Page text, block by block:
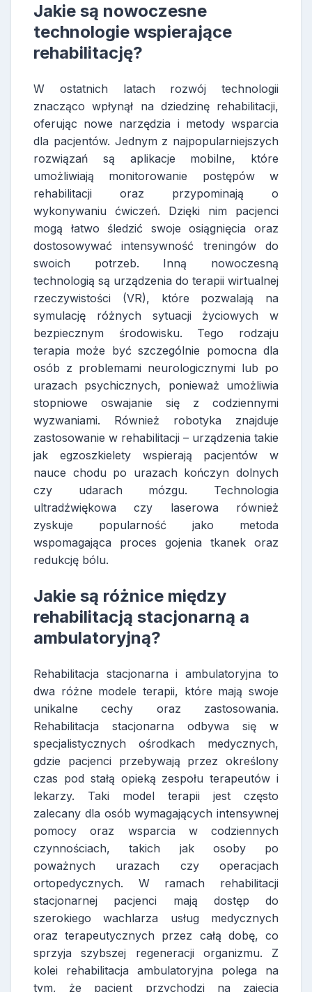
Jakie są nowoczesne
technologie wspierające
rehabilitację?
W ostatnich latach rozwój technologii
znacząco wpłynął na dziedzinę rehabilitacji,
oferując nowe narzędzia i metody wsparcia
dla pacjentów. Jednym z najpopularniejszych
rozwiązań są aplikacje mobilne, które
umożliwiają monitorowanie postępów w
rehabilitacji oraz przypominają o
wykonywaniu ćwiczeń. Dzięki nim pacjenci
mogą łatwo śledzić swoje osiągnięcia oraz
dostosowywać intensywność treningów do
swoich potrzeb. Inną nowoczesną
technologią są urządzenia do terapii wirtualnej
rzeczywistości (VR), które pozwalają na
symulację różnych sytuacji życiowych w
bezpiecznym środowisku. Tego rodzaju
terapia może być szczególnie pomocna dla
osób z problemami neurologicznymi lub po
urazach psychicznych, ponieważ umożliwia
stopniowe oswajanie się z codziennymi
wyzwaniami. Również robotyka znajduje
zastosowanie w rehabilitacji – urządzenia takie
jak egzoszkielety wspierają pacjentów w
nauce chodu po urazach kończyn dolnych
czy udarach mózgu. Technologia
ultradźwiękowa czy laserowa również
zyskuje popularność jako metoda
wspomagająca proces gojenia tkanek oraz
redukcję bólu.
Jakie są różnice między
rehabilitacją stacjonarną a
ambulatoryjną?
Rehabilitacja stacjonarna i ambulatoryjna to
dwa różne modele terapii, które mają swoje
unikalne cechy oraz zastosowania.
Rehabilitacja stacjonarna odbywa się w
specjalistycznych ośrodkach medycznych,
gdzie pacjenci przebywają przez określony
czas pod stałą opieką zespołu terapeutów i
lekarzy. Taki model terapii jest często
zalecany dla osób wymagających intensywnej
pomocy oraz wsparcia w codziennych
czynnościach, takich jak osoby po
poważnych urazach czy operacjach
ortopedycznych. W ramach rehabilitacji
stacjonarnej pacjenci mają dostęp do
szerokiego wachlarza usług medycznych
oraz terapeutycznych przez całą dobę, co
sprzyja szybszej regeneracji organizmu. Z
kolei rehabilitacja ambulatoryjna polega na
tym, że pacjent przychodzi na zajęcia